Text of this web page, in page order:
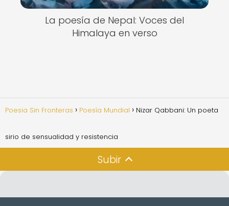
La poesía de Nepal: Voces del
Himalaya en verso
Poesia Sin Fronteras Poesía Mundial Nizar Qabbani: Un poeta
sirio de sensualidad y resistencia
Subir